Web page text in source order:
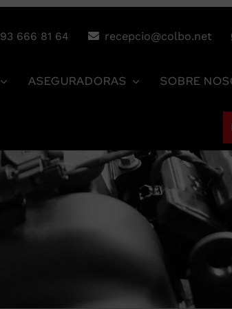
93 666 81 64 recepcio@colbo.net
ASEGURADORAS SOBRE